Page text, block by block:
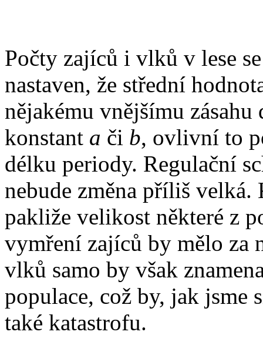
Počty zajíců i vlků v lese
nastaven, že střední
nějakému vnějšímu zásahu
konstant a či b, ovlivní to
délku periody. Regulační
nebude změna příliš
pakliže velikost některé z
vymření zajíců by mělo za
vlků samo by však
populace, což by, jak jsme
také katastrofu.